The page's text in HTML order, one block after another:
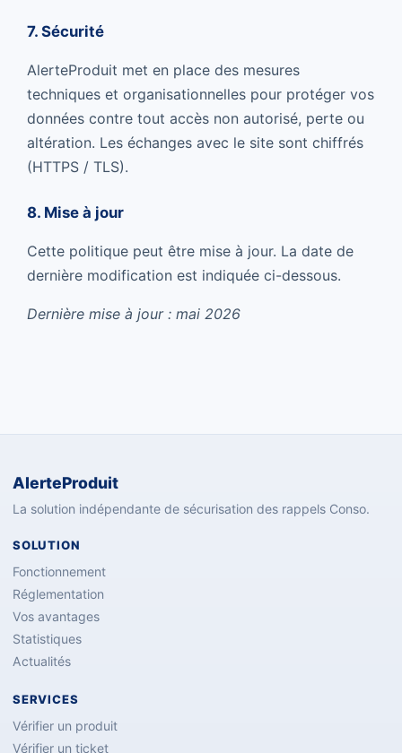
7. Sécurité
AlerteProduit met en place des mesures
techniques et organisationnelles pour protéger vos
données contre tout accès non autorisé, perte ou
altération. Les échanges avec le site sont chiffrés
(HTTPS / TLS).
8. Mise à jour
Cette politique peut être mise à jour. La date de
dernière modification est indiquée ci-dessous.
Dernière mise à jour : mai 2026
AlerteProduit
La solution indépendante de sécurisation des rappels Conso.
SOLUTION
Fonctionnement
Réglementation
Vos avantages
Statistiques
Actualités
SERVICES
Vérifier un produit
Vérifier un ticket